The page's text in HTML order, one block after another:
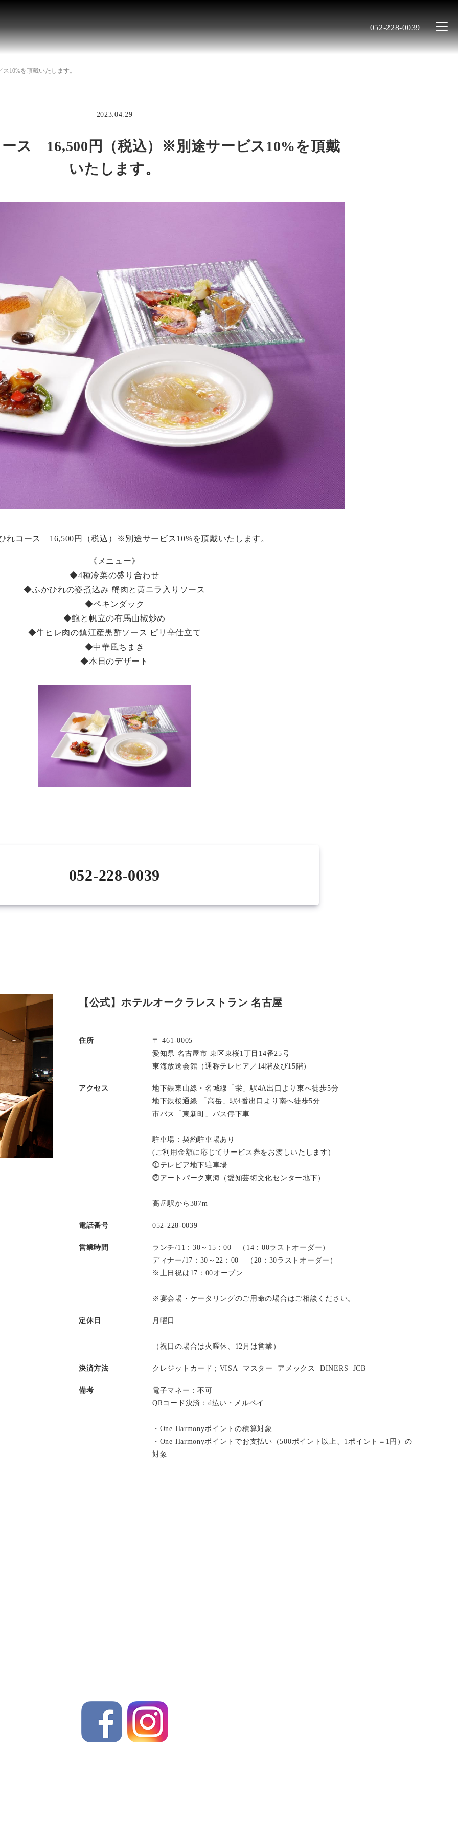
052-228-0039
10%を頂戴いたします。
2023.04.29
ス 16,500円（税込）※別途サービス10%を頂戴
いたします。
れコース 16,500円（税込）※別途サービス10%を頂戴いたします。
《メニュー》
◆4種冷菜の盛り合わせ
◆ふかひれの姿煮込み 蟹肉と黄ニラ入りソース
◆ペキンダック
◆鮑と帆立の有馬山椒炒め
◆牛ヒレ肉の鎮江産黒酢ソース ピリ辛仕立て
◆中華風ちまき
◆本日のデザート
052-228-0039
【公式】ホテルオークラレストラン 名古屋
住所
〒 461-0005
愛知県 名古屋市 東区東桜1丁目14番25号
東海放送会館（通称テレピア／14階及び15階）
アクセス
地下鉄東山線・名城線「栄」駅4A出口より東へ徒歩5分
地下鉄桜通線 「高岳」駅4番出口より南へ徒歩5分
市バス「東新町」バス停下車
駐車場：契約駐車場あり
(ご利用金額に応じてサービス券をお渡しいたします)
⓵テレピア地下駐車場
⓶アートパーク東海（愛知芸術文化センター地下）
高岳駅から387m
電話番号 052-228-0039
営業時間
ランチ/11：30～15：00 （14：00ラストオーダー）
ディナー/17：30～22：00 （20：30ラストオーダー）
※土日祝は17：00オープン
※宴会場・ケータリングのご用命の場合はご相談ください。
定休日 月曜日
（祝日の場合は火曜休、12月は営業）
決済方法 クレジットカード ; VISA マスター アメックス DINERS JCB
備考
電子マネー：不可
QRコード決済：d払い・メルペイ
・One Harmonyポイントの積算対象
・One Harmonyポイントでお支払い（500ポイント以上、1ポイント＝1円）の
対象